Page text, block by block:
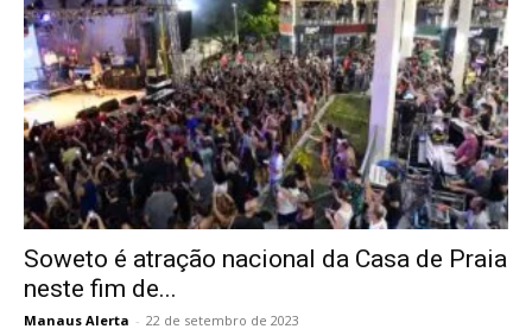
Soweto é atração nacional da Casa de Praia
neste fim de...
Manaus Alerta - 22 de setembro de 2023